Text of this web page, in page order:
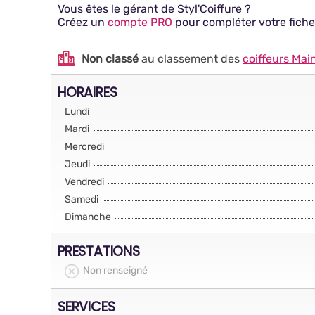
Vous êtes le gérant de Styl'Coiffure ?
Créez un compte PRO pour compléter votre
Non classé au classement des coiffeurs
HORAIRES
Lundi
Mardi
Mercredi
Jeudi
Vendredi
Samedi
Dimanche
PRESTATIONS
Non renseigné
SERVICES